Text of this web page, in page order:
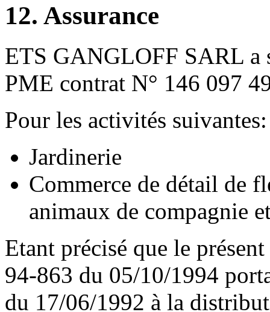
12. Assurance
ETS GANGLOFF SARL a
PME contrat N° 146 097
Pour les activités suivantes:
Jardinerie
Commerce de détail de
animaux de compagnie
Etant précisé que le
94-863 du 05/10/1994
du 17/06/1992 à la